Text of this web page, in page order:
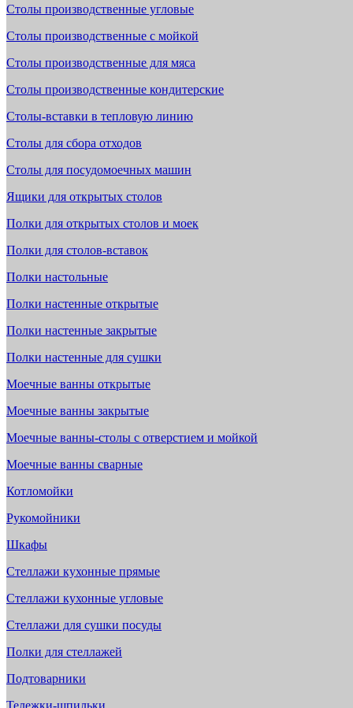
Столы производственные угловые
Столы производственные с мойкой
Столы производственные для мяса
Столы производственные кондитерские
Столы-вставки в тепловую линию
Столы для сбора отходов
Столы для посудомоечных машин
Ящики для открытых столов
Полки для открытых столов и моек
Полки для столов-вставок
Полки настольные
Полки настенные открытые
Полки настенные закрытые
Полки настенные для сушки
Моечные ванны открытые
Моечные ванны закрытые
Моечные ванны-столы с отверстием и мойкой
Моечные ванны сварные
Котломойки
Рукомойники
Шкафы
Стеллажи кухонные прямые
Стеллажи кухонные угловые
Стеллажи для сушки посуды
Полки для стеллажей
Подтоварники
Тележки-шпильки